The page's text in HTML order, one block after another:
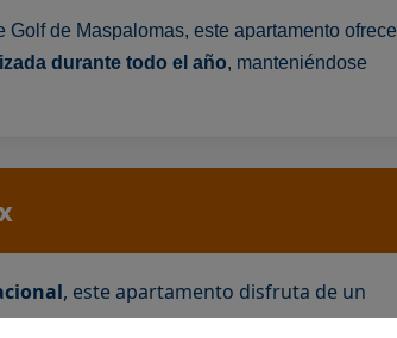
de Maspalomas, este apartamento ofrece
durante todo el año, manteniéndose
, este apartamento disfruta de un